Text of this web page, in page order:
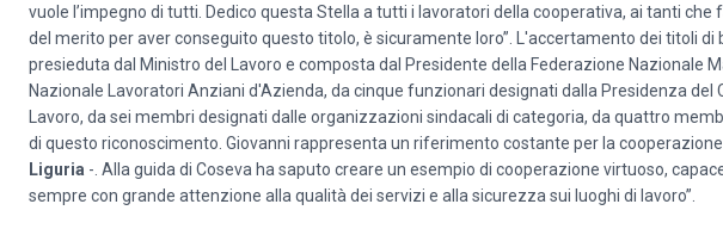
vuole l’impegno di tutti. Dedico questa Stella a tutti i lavoratori della cooperativa, ai tanti
del merito per aver conseguito questo titolo, è sicuramente loro”. L'accertamento dei titoli
presieduta dal Ministro del Lavoro e composta dal Presidente della Federazione Nazionale
Nazionale Lavoratori Anziani d'Azienda, da cinque funzionari designati dalla Presidenza del
Lavoro, da sei membri designati dalle organizzazioni sindacali di categoria, da quattro
di questo riconoscimento. Giovanni rappresenta un riferimento costante per la
Liguria -. Alla guida di Coseva ha saputo creare un esempio di cooperazione virtuoso,
sempre con grande attenzione alla qualità dei servizi e alla sicurezza sui luoghi di lavoro”.